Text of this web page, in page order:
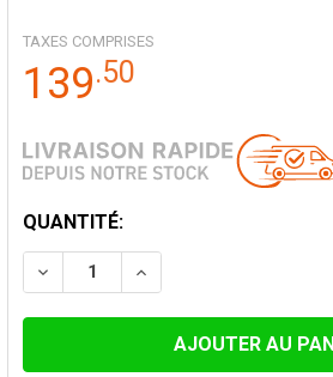
TAXES COMPRISES
139.50
STOCK
ACTUEL:
QUANTITÉ:
DIMINUER LA QUANTITÉ DE
AUGMENTER LA